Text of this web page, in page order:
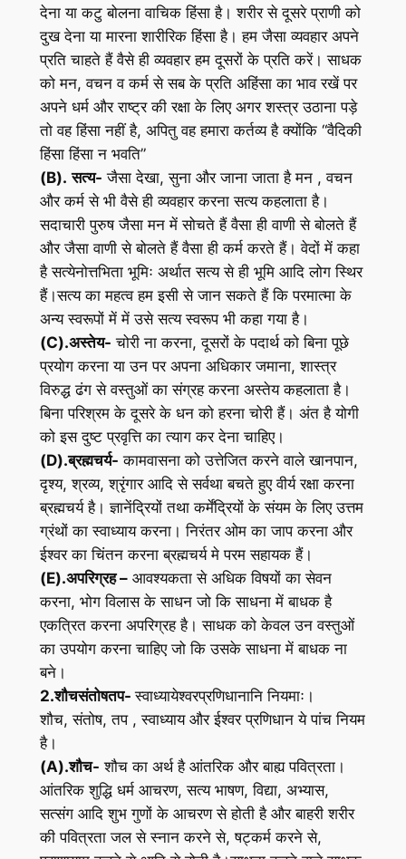
देना या कटु बोलना वाचिक हिंसा है। शरीर से दूसरे प्राणी को
दुख देना या मारना शारीरिक हिंसा है। हम जैसा व्यवहार अपने
प्रति चाहते हैं वैसे ही व्यवहार हम दूसरों के प्रति करें। साधक
को मन, वचन व कर्म से सब के प्रति अहिंसा का भाव रखें पर
अपने धर्म और राष्ट्र की रक्षा के लिए अगर शस्त्र उठाना पड़े
तो वह हिंसा नहीं है, अपितु वह हमारा कर्तव्य है क्योंकि “वैदिकी
हिंसा हिंसा न भवति”
(B). सत्य- जैसा देखा, सुना और जाना जाता है मन , वचन
और कर्म से भी वैसे ही व्यवहार करना सत्य कहलाता है।
सदाचारी पुरुष जैसा मन में सोचते हैं वैसा ही वाणी से बोलते हैं
और जैसा वाणी से बोलते हैं वैसा ही कर्म करते हैं। वेदों में कहा
है सत्येनोत्तभिता भूमिः अर्थात सत्य से ही भूमि आदि लोग स्थिर
हैं।सत्य का महत्व हम इसी से जान सकते हैं कि परमात्मा के
अन्य स्वरूपों में में उसे सत्य स्वरूप भी कहा गया है।
(C).अस्तेय- चोरी ना करना, दूसरों के पदार्थ को बिना पूछे
प्रयोग करना या उन पर अपना अधिकार जमाना, शास्त्र
विरुद्ध ढंग से वस्तुओं का संग्रह करना अस्तेय कहलाता है।
बिना परिश्रम के दूसरे के धन को हरना चोरी हैं। अंत है योगी
को इस दुष्ट प्रवृत्ति का त्याग कर देना चाहिए।
(D).ब्रह्मचर्य- कामवासना को उत्तेजित करने वाले खानपान,
दृश्य, श्रव्य, श्रृंगार आदि से सर्वथा बचते हुए वीर्य रक्षा करना
ब्रह्मचर्य है। ज्ञानेंद्रियों तथा कर्मेंद्रियों के संयम के लिए उत्तम
ग्रंथों का स्वाध्याय करना। निरंतर ओम का जाप करना और
ईश्वर का चिंतन करना ब्रह्मचर्य मे परम सहायक हैं।
(E).अपरिग्रह –आवश्यकता से अधिक विषयों का सेवन
करना, भोग विलास के साधन जो कि साधना में बाधक है
एकत्रित करना अपरिग्रह है। साधक को केवल उन वस्तुओं
का उपयोग करना चाहिए जो कि उसके साधना में बाधक ना
बने।
2.शौचसंतोषतप-स्वाध्यायेश्वरप्रणिधानानि नियमाः।
शौच, संतोष, तप , स्वाध्याय और ईश्वर प्रणिधान ये पांच नियम
है।
(A).शौच- शौच का अर्थ है आंतरिक और बाह्य पवित्रता।
आंतरिक शुद्धि धर्म आचरण, सत्य भाषण, विद्या, अभ्यास,
सत्संग आदि शुभ गुणों के आचरण से होती है और बाहरी शरीर
की पवित्रता जल से स्नान करने से, षट्कर्म करने से,